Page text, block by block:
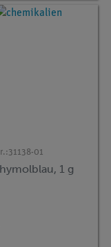
31138-01
1 g